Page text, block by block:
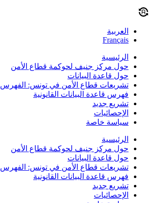
العربية
Français
الرئيسية
حول مركز جنيف لحوكمة قطاع الأمن
حول قاعدة البيانات
تشريعات قطاع الأمن في تونس: الفهرس 1956-2011
فهرس قاعدة البيانات القانونية
تشريع جديد
الإحصائيات
سياسة خاصة
الرئيسية
حول مركز جنيف لحوكمة قطاع الأمن
حول قاعدة البيانات
تشريعات قطاع الأمن في تونس: الفهرس 1956-2011
فهرس قاعدة البيانات القانونية
تشريع جديد
الإحصائيات